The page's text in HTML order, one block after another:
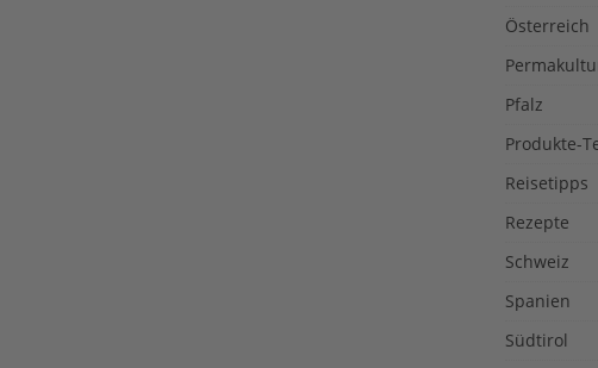
Österreich
Pfalz
Produkte-
Reisetipps
Rezepte
Schweiz
Spanien
Südtirol